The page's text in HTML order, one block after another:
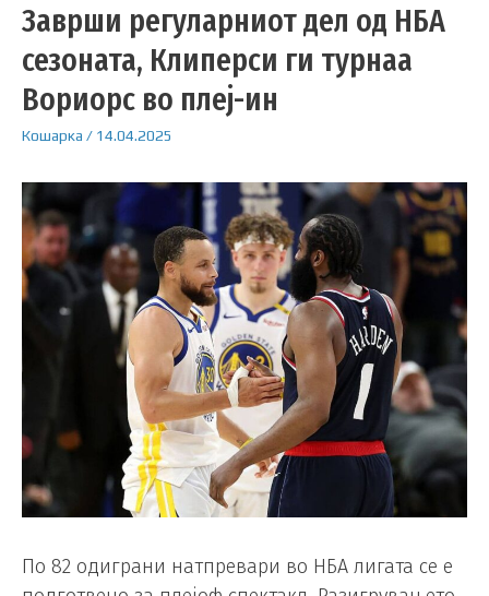
Заврши регуларниот дел од НБА
сезоната, Клиперси ги турнаа
Вориорс во плеј-ин
Кошарка / 14.04.2025
По 82 одиграни натпревари во НБА лигата се е